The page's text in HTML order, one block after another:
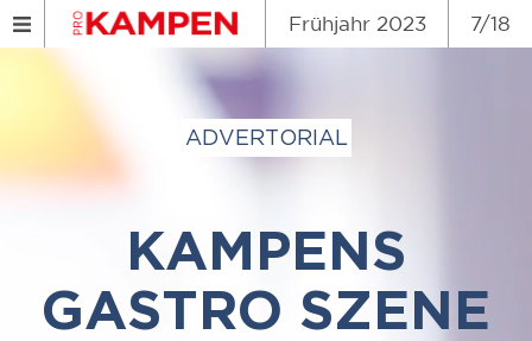
Frühjahr 2023 7/18
ADVERTORIAL
KAMPENS
GASTRO SZENE